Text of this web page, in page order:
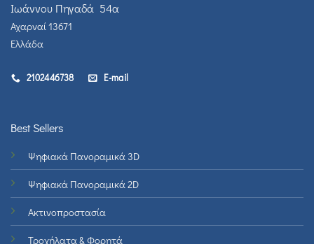
Ιωάννου Πηγαδά 54α
Αχαρναί 13671
Ελλάδα
2102446738 E-mail
Best Sellers
Ψηφιακά Πανοραμικά 3D
Ψηφιακά Πανοραμικά 2D
Ακτινοπροστασία
Τροχήλατα & Φορητά